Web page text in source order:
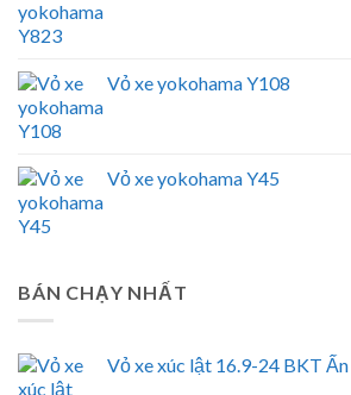
Vỏ xe yokohama Y108
Vỏ xe yokohama Y45
BÁN CHẠY NHẤT
Vỏ xe xúc lật 16.9-24 BKT